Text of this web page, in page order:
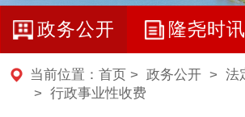
政务公开 隆尧时讯
当前位置： 首页 > 政务公开> 法
> 行政事业性收费